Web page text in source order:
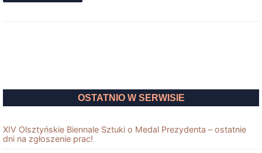
OSTATNIO W SERWISIE
XIV Olsztyńskie Biennale Sztuki o Medal Prezydenta – ostatnie
dni na zgłoszenie prac!